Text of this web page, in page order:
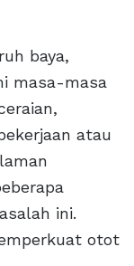
baya,
masa-masa
atau
ini.
otot